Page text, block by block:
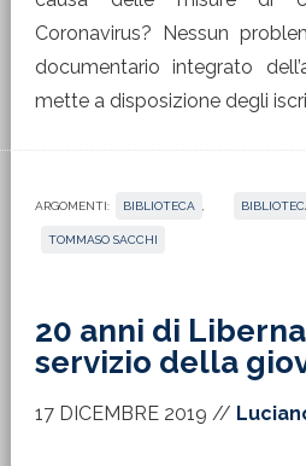
Coronavirus? Nessun
documentario integrato
mette a disposizione degli
ARGOMENTI: BIBLIOTECA
TOMMASO SACCHI
20 anni di
servizio della
17 DICEMBRE 2019 //